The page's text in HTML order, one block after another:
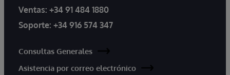
Ventas: +34 91 484 1880
Soporte: +34 916 574 347
Consultas Generales
Asistencia por correo electrónico